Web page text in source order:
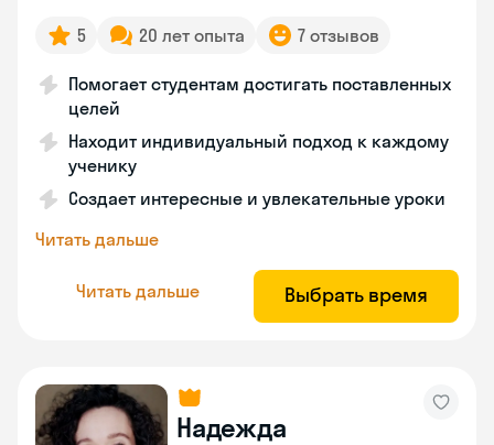
5 20 лет опыта 7 отзывов
Помогает студентам достигать поставленных
целей
Находит индивидуальный подход к каждому
ученику
Создает интересные и увлекательные уроки
Читать дальше
Читать дальше Выбрать время
Надежда